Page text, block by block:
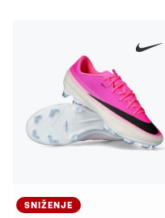
SNIŽENJE